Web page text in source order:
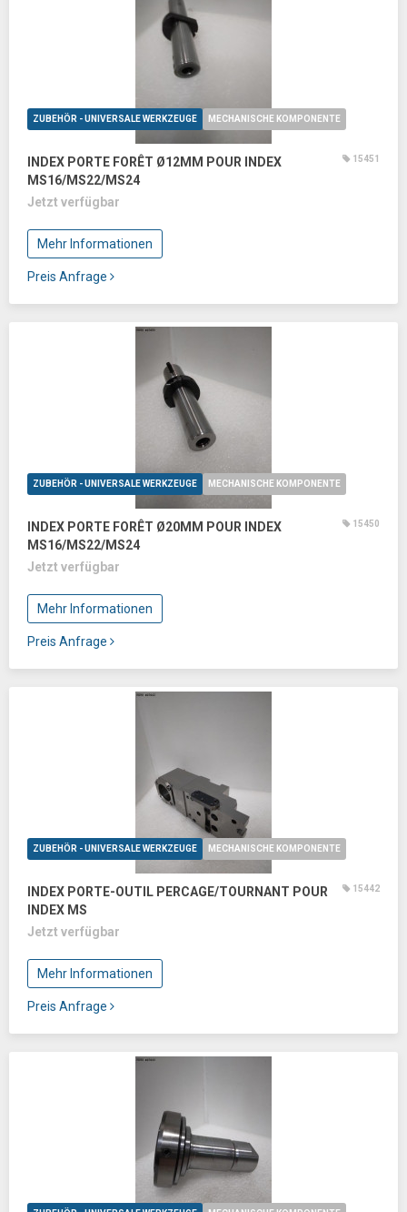
ZUBEHÖR - UNIVERSALE WERKZEUGE MECHANISCHE KOMPONENTE
INDEX PORTE FORÊT Ø12MM POUR INDEX
MS16/MS22/MS24
15451
Jetzt verfügbar
Mehr Informationen
Preis Anfrage
ZUBEHÖR - UNIVERSALE WERKZEUGE MECHANISCHE KOMPONENTE
INDEX PORTE FORÊT Ø20MM POUR INDEX
MS16/MS22/MS24
15450
Jetzt verfügbar
Mehr Informationen
Preis Anfrage
ZUBEHÖR - UNIVERSALE WERKZEUGE MECHANISCHE KOMPONENTE
INDEX PORTE-OUTIL PERCAGE/TOURNANT POUR
INDEX MS
15442
Jetzt verfügbar
Mehr Informationen
Preis Anfrage